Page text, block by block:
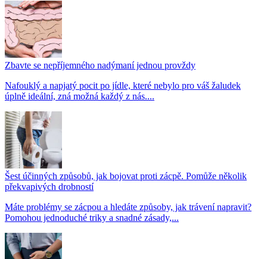
Zbavte se nepříjemného nadýmaní jednou provždy
Nafouklý a napjatý pocit po jídle, které nebylo pro váš žaludek
úplně ideální, zná možná každý z nás....
Šest účinných způsobů, jak bojovat proti zácpě. Pomůže několik
překvapivých drobností
Máte problémy se zácpou a hledáte způsoby, jak trávení napravit?
Pomohou jednoduché triky a snadné zásady,...